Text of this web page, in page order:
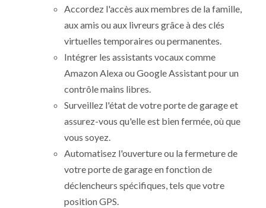
Accordez l'accès aux membres de la famille,
aux amis ou aux livreurs grâce à des clés
virtuelles temporaires ou permanentes.
Intégrer les assistants vocaux comme
Amazon Alexa ou Google Assistant pour un
contrôle mains libres.
Surveillez l'état de votre porte de garage et
assurez-vous qu'elle est bien fermée, où que
vous soyez.
Automatisez l'ouverture ou la fermeture de
votre porte de garage en fonction de
déclencheurs spécifiques, tels que votre
position GPS.